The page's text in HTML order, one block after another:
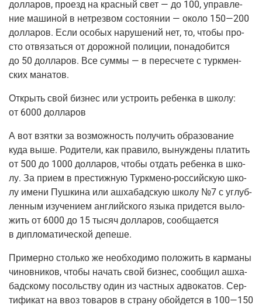
дол­ла­ров, про­езд на крас­ный свет — до 100, управ­ле­
ние маши­ной в нетрез­вом состо­я­нии — око­ло 150—200
дол­ла­ров. Если осо­бых нару­ше­ний нет, то, что­бы про­
сто отвя­зать­ся от дорож­ной поли­ции, пона­до­бит­ся
до 50 дол­ла­ров. Все сум­мы — в пере­сче­те с турк­мен­
ских манатов.
Открыть свой биз­нес или устро­ить ребен­ка в шко­лу:
от 6000 долларов
А вот взят­ки за воз­мож­ность полу­чить обра­зо­ва­ние
куда выше. Роди­те­ли, как пра­ви­ло, вынуж­де­ны пла­тить
от 500 до 1000 дол­ла­ров, что­бы отдать ребен­ка в шко­
лу. За при­ем в пре­стиж­ную Турк­ме­но-рос­сий­скую шко­
лу име­ни Пуш­ки­на или ашха­бад­скую шко­лу №7 с углуб­
лен­ным изу­че­ни­ем англий­ско­го язы­ка при­дет­ся выло­
жить от 6000 до 15 тысяч дол­ла­ров, сооб­ща­ет­ся
в дипло­ма­ти­че­ской депеше.
При­мер­но столь­ко же необ­хо­ди­мо поло­жить в кар­ма­ны
чинов­ни­ков, что­бы начать свой биз­нес, сооб­щил ашха­
бад­ско­му посоль­ству один из част­ных адво­ка­тов. Сер­
ти­фи­кат на ввоз това­ров в стра­ну обой­дет­ся в 100—150